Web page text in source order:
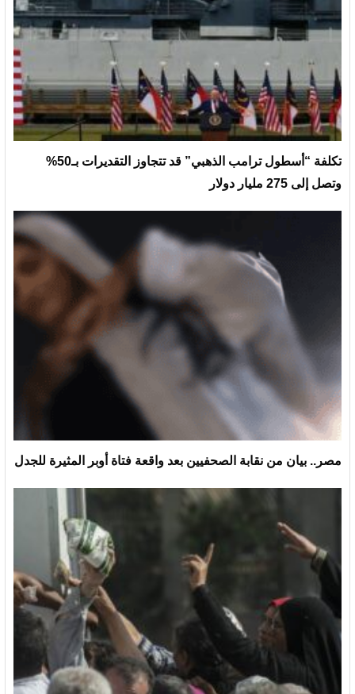
تكلفة “أسطول ترامب الذهبي” قد تتجاوز التقديرات بـ50%
وتصل إلى 275 مليار دولار
مصر.. بيان من نقابة الصحفيين بعد واقعة فتاة أوبر المثيرة للجدل